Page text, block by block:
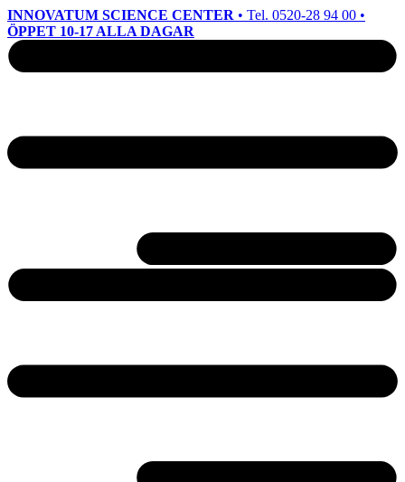
INNOVATUM SCIENCE CENTER • Tel. 0520-28 94 00 •
ÖPPET 10-17 ALLA DAGAR